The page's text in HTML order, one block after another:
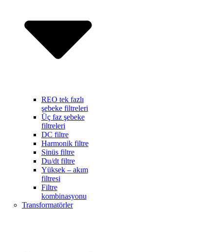
REO tek fazlı
şebeke filtreleri
Üç faz şebeke
filtreleri
DC filtre
Harmonik filtre
Sinüs filtre
Du/dt filtre
Yüksek – akım
filtresi
Filtre
kombinasyonu
Transformatörler